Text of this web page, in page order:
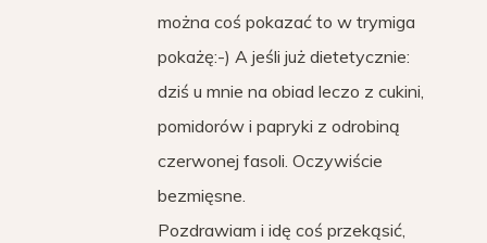
można coś pokazać to w trymiga
pokażę:-) A jeśli już dietetycznie:
dziś u mnie na obiad leczo z cukini,
pomidorów i papryki z odrobiną
czerwonej fasoli. Oczywiście
bezmięsne.
Pozdrawiam i idę coś przekąsić,